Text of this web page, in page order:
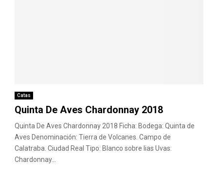
Catas
Quinta De Aves Chardonnay 2018
Quinta De Aves Chardonnay 2018 Ficha: Bodega: Quinta de
Aves Denominación: Tierra de Volcanes. Campo de
Calatraba. Ciudad Real Tipo: Blanco sobre lias Uvas:
Chardonnay...